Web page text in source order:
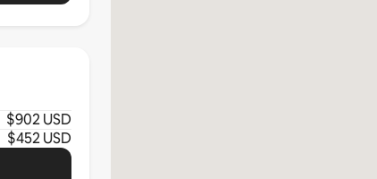
$902 USD
$452 USD